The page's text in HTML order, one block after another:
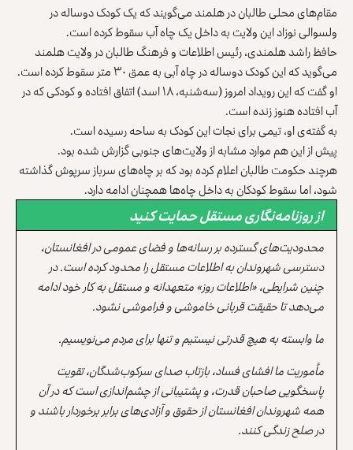
مقام‌های محلی طالبان در هلمند می‌گویند که یک کودک دوساله در
ولسوالی نوزاد این ولایت به داخل یک چاه آب سقوط کرده است.
حافظ راشد هلمندی، رئیس اطلاعات و فرهنگ طالبان در ولایت هلمند
می‌گوید که این کودک دوساله در چاه آبی به عمق ۳۰ متر سقوط کرده است.
او گفت که این رویداد امروز (سه‌شنبه، ۱۸ اسد) اتفاق افتاده و کودکی که در
آب افتاده هنوز زنده است.
به گفته‌ی او، تیمی برای نجات این کودک به ساحه رسیده است.
پیش از این هم موارد مشابه از ولایت‌های جنوبی گزارش شده بود.
هرچند حکومت طالبان اعلام کرده بود که بر چاه‌های سرباز سرپوش گذاشته
شود، اما سقوط کودکان به داخل چاه‌ها همچنان ادامه دارد.
از روزنامه‌نگاری مستقل حمایت کنید
محدودیت‌های گسترده بر رسانه‌ها و فضای عمومی در افغانستان،
دسترسی شهروندان به اطلاعات مستقل را محدود کرده است. در
چنین شرایطی، «اطلاعات روز» متعهدانه و مستقل به کار خود ادامه
می‌دهد تا حقیقت قربانی خاموشی و فراموشی نشود.
ما وابسته به هیچ قدرتی نیستیم و تنها برای مردم می‌نویسیم.
مأموریت ما افشای فساد، بازتاب صدای سرکوب‌شدگان، تقویت
پاسخگویی صاحبان قدرت، و پشتیبانی از چشم‌اندازی است که در آن
همه شهروندان افغانستان از حقوق و آزادی‌های برابر برخوردار باشند و
در صلح زندگی کنند.